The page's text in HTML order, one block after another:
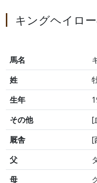
キングヘイロ
馬名
姓
生年
その他
[
厩舎
[
父
母